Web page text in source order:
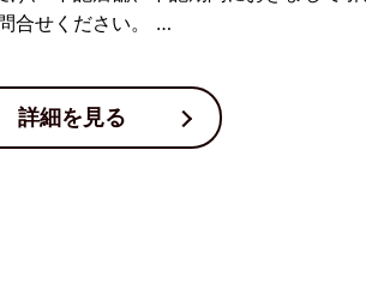
合せください。 …
詳細を見る